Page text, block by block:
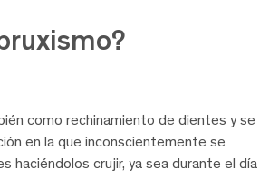
como rechinamiento de dientes y se
en la que inconscientemente se
haciéndolos crujir, ya sea durante el día